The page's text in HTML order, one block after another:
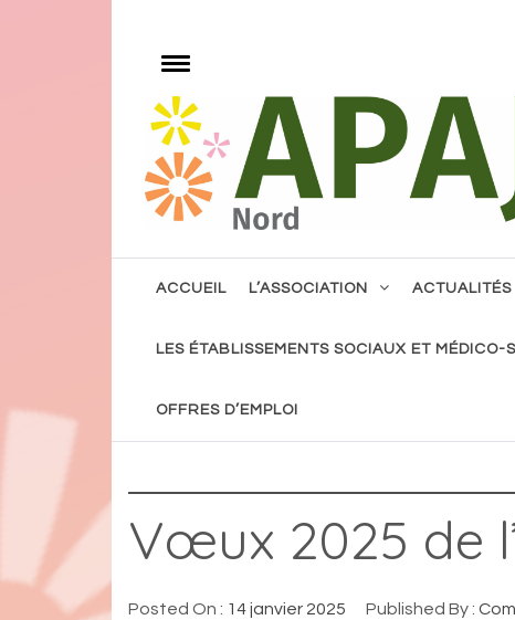
contentToggle
menu
ACCUEIL L’ASSOCIATION ACTUALITÉS
LES ÉTABLISSEMENTS SOCIAUX ET MÉDICO-
OFFRES D’EMPLOI
Vœux 2025 de
Posted On : 14 janvier 2025 Published By :